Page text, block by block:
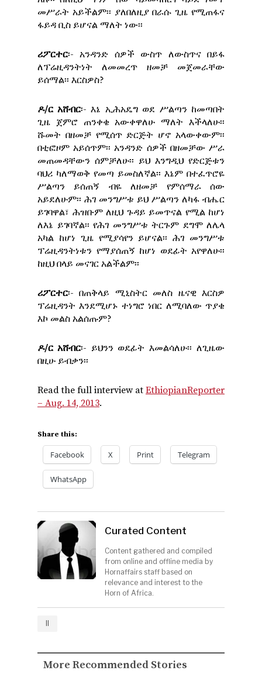
መሥራት አይችልም፡፡ ያለበለዚያ በራሱ ጊዜ የሚጠፋና
ፋይዳ ቢስ ይሆናል ማለት ነው፡፡
ሪፖርተር፡- አንዳንድ ሰዎች ውስጥ ለውስጥና በይፋ
ለፕሬዚዳንትነት ለመመረጥ ዘመቻ መጀመራቸው
ይሰማል፡፡ እርስዎስ?
ዶ/ር አሸብር፡- እኔ ኢሕአዴግ ወደ ሥልጣን ከመጣበት
ጊዜ ጀምሮ ጠንቀቄ አውቀዋለሁ ማለት እችላለሁ፡፡
ሹመት በዘመቻ የሚሰጥ ድርጅት ሆኖ አላውቀውም፡፡
በቲፎዞም አይሰጥም፡፡ አንዳንድ ሰዎች በዘመቻው ሥራ
መጠመዳቸውን ሰምቻለሁ፡፡ ይህ እንግዲህ የድርጅቱን
ባህሪ ካለማወቅ የመጣ ይመስለኛል፡፡ እኔም በተፈጥሮዬ
ሥልጣን ይሰጠኝ ብዬ ለዘመቻ የምሰማራ ሰው
አይደለሁም፡፡ ሕገ መንግሥቱ ይህ ሥልጣን ለካፋ ብሔር
ይገባዋል፣ ሕዝቡም ለዚህ ጉዳይ ይመጥናል የሚል ከሆነ
ለእኔ ይገባኛል፡፡ የሕገ መንግሥቱ ትርጉም ደግሞ ለሌላ
አካል ከሆነ ጊዜ የሚያሳየን ይሆናል፡፡ ሕገ መንግሥቱ
ፕሬዚዳንትነቱን የማያሰጠኝ ከሆነ ወደፊት አየዋለሁ፡፡
ከዚህ በላይ መናገር አልችልም፡፡
ሪፖርተር፡- በጠቅላይ ሚኒስትር መለስ ዜናዊ እርስዎ
ፕሬዚዳንት እንደሚሆኑ ተነግሮ ነበር ለሚባለው ጥያቄ
እኮ መልስ አልሰጡም?
ዶ/ር አሸብር፡- ይህንን ወደፊት እመልሳለሁ፡፡ ለጊዜው
በዚሁ ይብቃን፡፡
Read the full interview at EthiopianReporter
– Aug. 14, 2013.
Share this:
Facebook X Print Telegram
WhatsApp
Curated Content
Content gathered and compiled
from online and offline media by
Hornaffairs staff based on
relevance and interest to the
Horn of Africa.
More Recommended Stories